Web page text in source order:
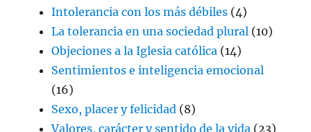
Intolerancia con los más débiles (4)
La tolerancia en una sociedad plural (10)
Objeciones a la Iglesia católica (14)
Sentimientos e inteligencia emocional
(16)
Sexo, placer y felicidad (8)
Valores, carácter y sentido de la vida (23)